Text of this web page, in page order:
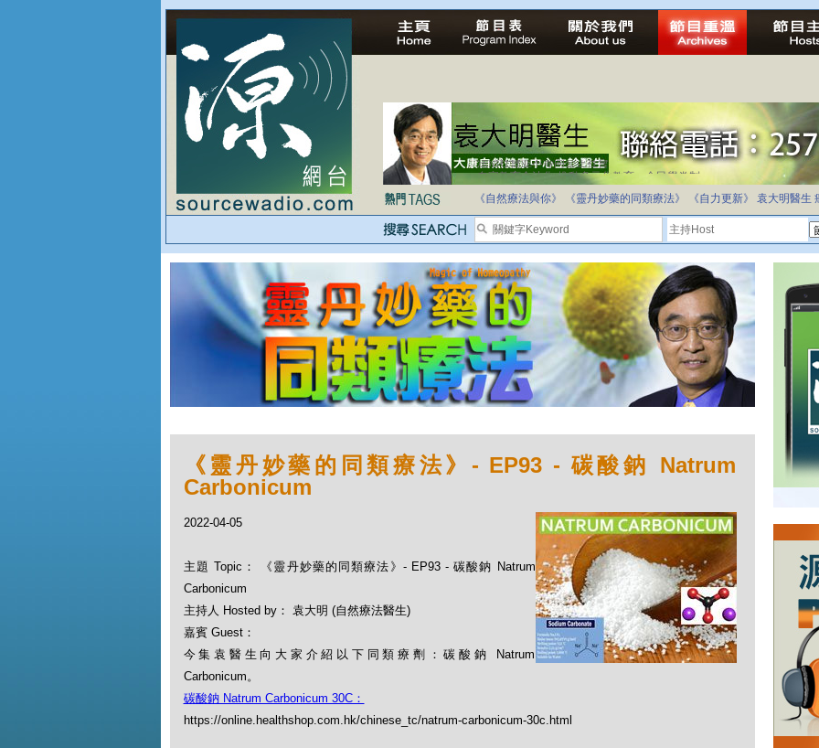
自家教育合法化-推動多元化教育，全民學卷制
《自然療法與你》 《靈丹妙藥的同類療法》 《自力更新》 袁大明醫生
《靈丹妙藥的同類療法》- EP93 - 碳酸鈉 Natrum
Carbonicum
2022-04-05
主題 Topic： 《靈丹妙藥的同類療法》- EP93 - 碳酸鈉 Natrum
Carbonicum
主持人 Hosted by： 袁大明 (自然療法醫生)
嘉賓 Guest：
今集袁醫生向大家介紹以下同類療劑：碳酸鈉 Natrum
Carbonicum。
碳酸鈉 Natrum Carbonicum 30C：
https://online.healthshop.com.hk/chinese_tc/natrum-carbonicum-30c.html